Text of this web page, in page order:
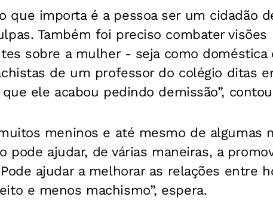
que importa é a pessoa ser um cidadão
Também foi preciso combater visões
sobre a mulher - seja como doméstica
de um professor do colégio ditas
ele acabou pedindo demissão”,
meninos e até mesmo de algumas
pode ajudar, de várias maneiras, a
ajudar a melhorar as relações entre
e menos machismo”, espera.